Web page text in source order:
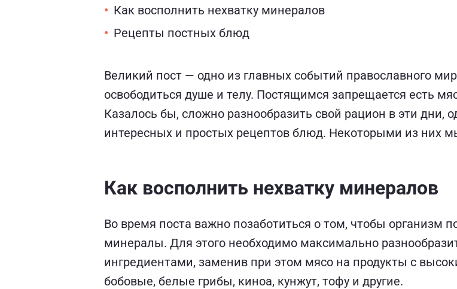
Как восполнить нехватку минералов
Рецепты постных блюд
Великий пост — одно из главных событий православного
освободиться душе и телу. Постящимся запрещается есть
Казалось бы, сложно разнообразить свой рацион в эти дни,
интересных и простых рецептов блюд. Некоторыми из них
Как восполнить нехватку минералов
Во время поста важно позаботиться о том, чтобы организм
минералы. Для этого необходимо максимально
ингредиентами, заменив при этом мясо на продукты с
бобовые, белые грибы, киноа, кунжут, тофу и другие.